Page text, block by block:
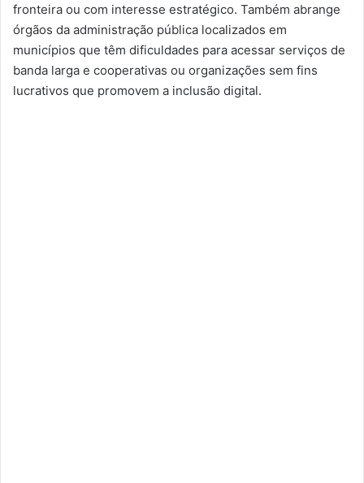
fronteira ou com interesse estratégico. Também abrange
órgãos da administração pública localizados em
municípios que têm dificuldades para acessar serviços de
banda larga e cooperativas ou organizações sem fins
lucrativos que promovem a inclusão digital.